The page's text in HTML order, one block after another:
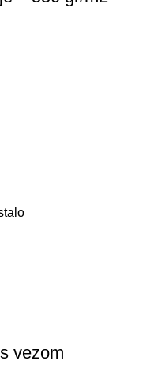
vezom